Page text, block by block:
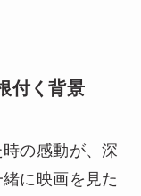
付く背景
の感動が、深
に映画を見た